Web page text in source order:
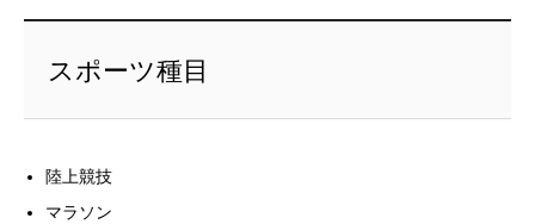
スポーツ種目
陸上競技
マラソン